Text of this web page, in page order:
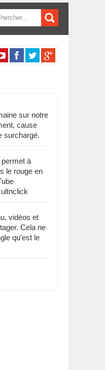
DE
sur notre
cause
surchargé.
à
le rouge en
vidéos et
Cela ne
qu'est le